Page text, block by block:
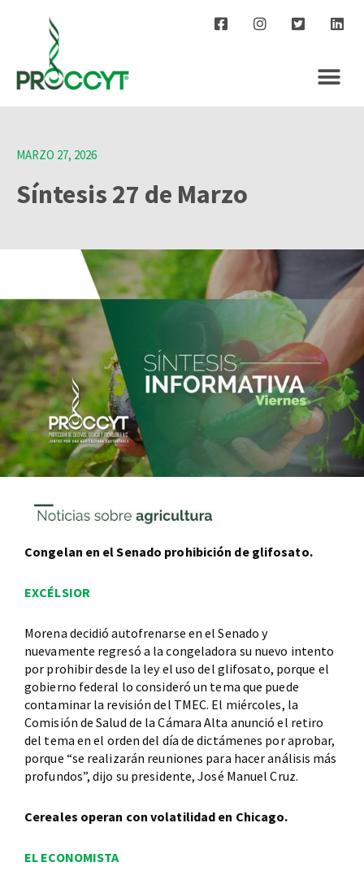
MARZO 27, 2026
Síntesis 27 de Marzo
Congelan en el Senado prohibición de glifosato.
EXCÉLSIOR
Morena decidió autofrenarse en el Senado y
nuevamente regresó a la congeladora su nuevo intento
por prohibir desde la ley el uso del glifosato, porque el
gobierno federal lo consideró un tema que puede
contaminar la revisión del TMEC. El miércoles, la
Comisión de Salud de la Cámara Alta anunció el retiro
del tema en el orden del día de dictámenes por aprobar,
porque “se realizarán reuniones para hacer análisis más
profundos”, dijo su presidente, José Manuel Cruz.
Cereales operan con volatilidad en Chicago.
EL ECONOMISTA